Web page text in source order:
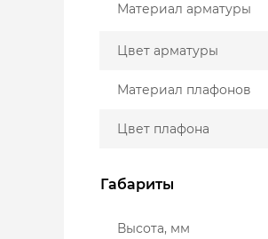
Материал арматуры
Цвет арматуры
Материал плафонов
Цвет плафона
Габариты
Высота, мм